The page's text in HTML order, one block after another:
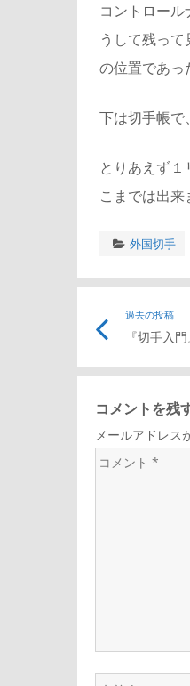
コントロー
うして残っ
の位置であっ
下は切手帳で
とりあえず
こまでは出来
外国切手
稿
ナ
ビ
ョ
過去の投稿
『切手入門
コメントを残
メールアドレス
コ